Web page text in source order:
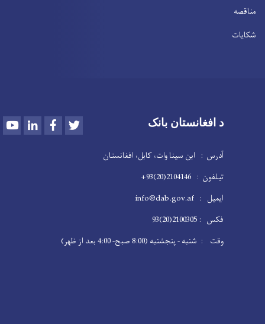
مناقصه
شکایات
د افغانستان بانک YoutubeLinkedInFacebook
آدرس : ابن سینا وات، کابل، افغانستان
تیلفون : 2104146(20)93+
ایمیل : info@dab.gov.af
فکس : 2100305(20)93
وقت : شنبه - پنجشنبه (8:00 صبح- 4:00 بعد از ظهر)